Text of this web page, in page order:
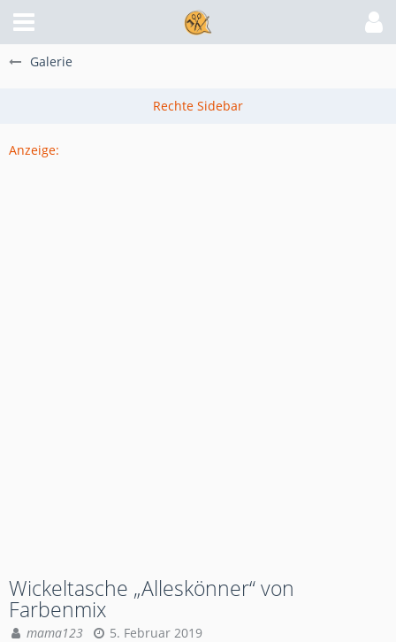
Galerie
Anzeige:
Wickeltasche „Alleskönner“ von
Farbenmix
mama123 5. Februar 2019